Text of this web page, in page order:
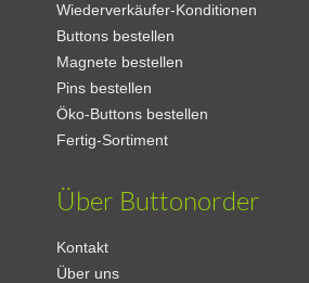
Wiederverkäufer-Konditionen
Buttons bestellen
Magnete bestellen
Pins bestellen
Öko-Buttons bestellen
Fertig-Sortiment
Über Buttonorder
Kontakt
Über uns